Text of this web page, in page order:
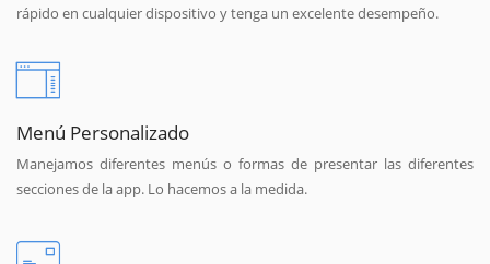
rápido en cualquier dispositivo y tenga un excelente desempeño.
Menú Personalizado
Manejamos diferentes menús o formas de presentar las diferentes
secciones de la app. Lo hacemos a la medida.